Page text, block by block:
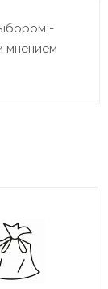
-
мнением